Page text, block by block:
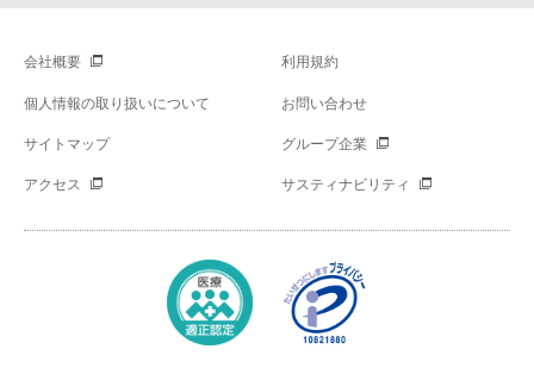
会社概要 利用規約
個人情報の取り扱いについて お問い合わせ
サイトマップ グループ企業
アクセス サスティナビリティ